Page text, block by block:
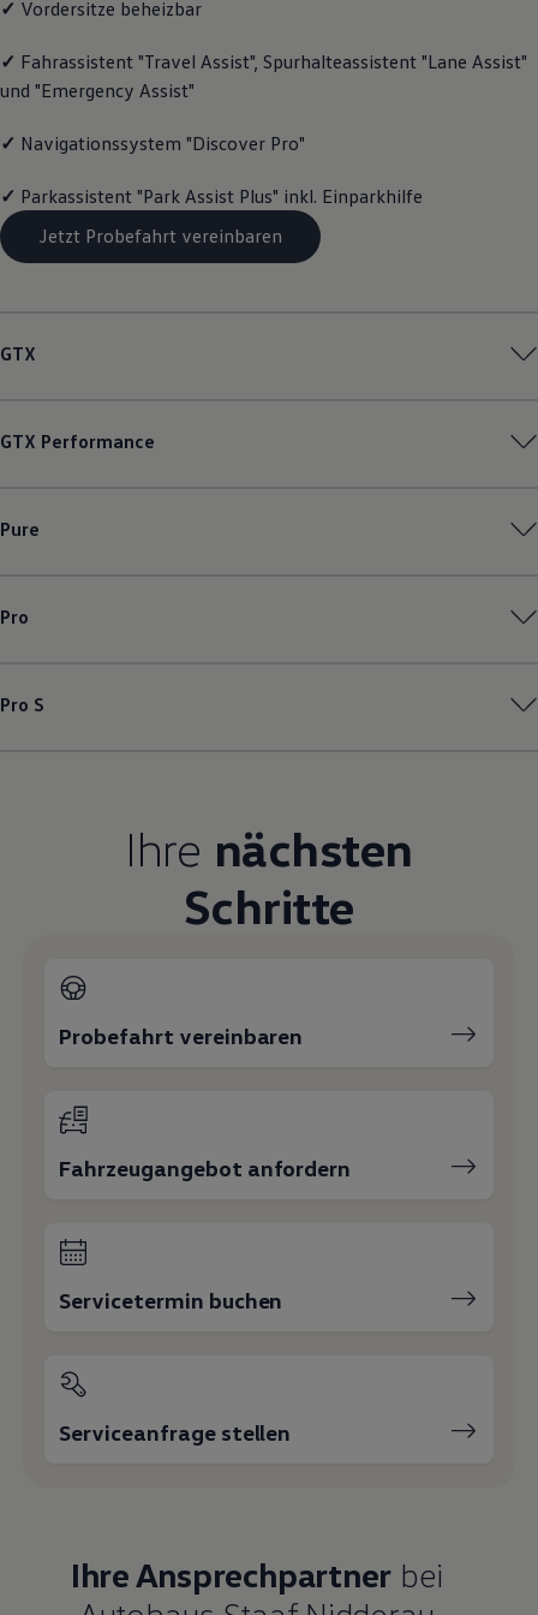
Motorenöl und Flüssigkeiten
Pannen- und Unfallhilfe
Economy Service
Volkswagen Teile
Modellspezifisches Zubehör
Transport
Entertainment und Elektronik
Individualisieren
Wallbox und Ladekabel
Volkswagen Kundenbetreuung
✓ Vordersitze beheizbar
✓ Fahrassistent "Travel Assist", Spurhalteassistent "Lane Assist"
und "Emergency Assist"
✓ Navigationssystem "Discover Pro"
✓ Parkassistent "Park Assist Plus" inkl. Einparkhilfe
Jetzt Probefahrt vereinbaren
GTX
GTX Performance
Pure
Pro
Pro S
Ihre nächsten
Schritte
Probefahrt vereinbaren
Fahrzeugangebot anfordern
Servicetermin buchen
Serviceanfrage stellen
Ihre Ansprechpartner bei